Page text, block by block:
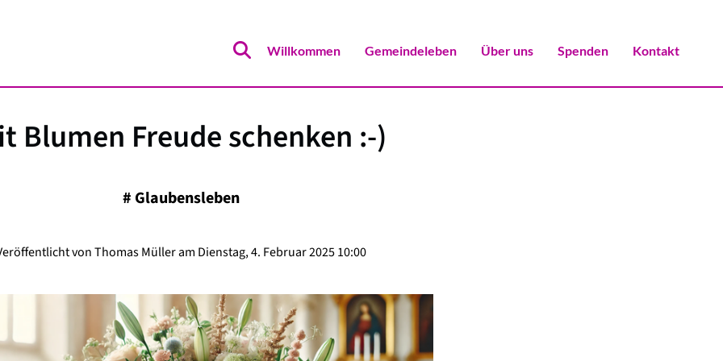
Willkommen Gemeindeleben Über uns Spenden Kontakt
Blumen Freude schenken :-)
# Glaubensleben
von Thomas Müller am Dienstag, 4. Februar 2025 10:00